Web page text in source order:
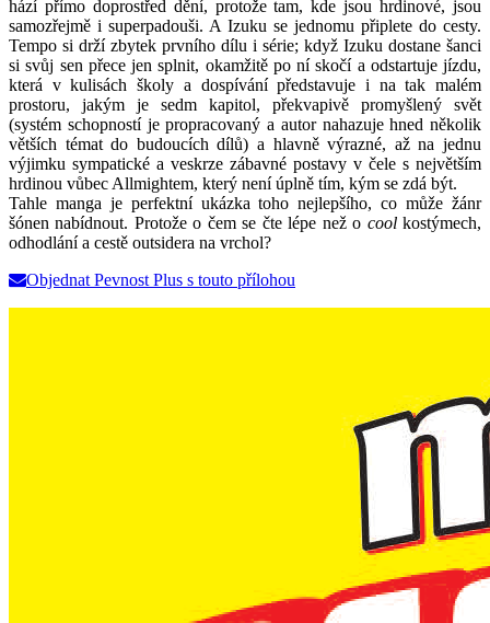
hází přímo doprostřed dění, protože tam, kde jsou hrdinové, jsou
samozřejmě i superpadouši. A Izuku se jednomu připlete do cesty.
Tempo si drží zbytek prvního dílu i série; když Izuku dostane šanci
si svůj sen přece jen splnit, okamžitě po ní skočí a odstartuje jízdu,
která v kulisách školy a dospívání představuje i na tak malém
prostoru, jakým je sedm kapitol, překvapivě promyšlený svět
(systém schopností je propracovaný a autor nahazuje hned několik
větších témat do budoucích dílů) a hlavně výrazné, až na jednu
výjimku sympatické a veskrze zábavné postavy v čele s největším
hrdinou vůbec Allmightem, který není úplně tím, kým se zdá být.
Tahle manga je perfektní ukázka toho nejlepšího, co může žánr
šónen nabídnout. Protože o čem se čte lépe než o coolkostýmech,
odhodlání a cestě outsidera na vrchol?
Objednat Pevnost Plus s touto přílohou